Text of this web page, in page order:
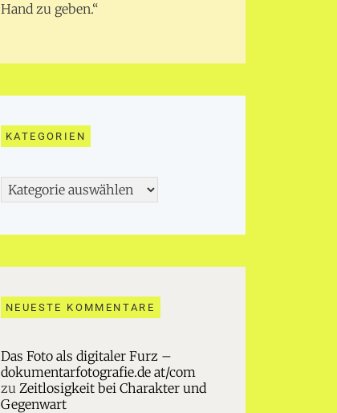
Hand zu geben.“
KATEGORIEN
Kategorien
NEUESTE KOMMENTARE
Das Foto als digitaler Furz –
dokumentarfotografie.de at/com
zu Zeitlosigkeit bei Charakter und
Gegenwart